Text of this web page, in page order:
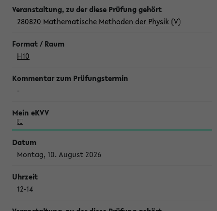
280820 Mathematische Methoden der Physik (V)
H10
-
Montag, 10. August 2026
12-14